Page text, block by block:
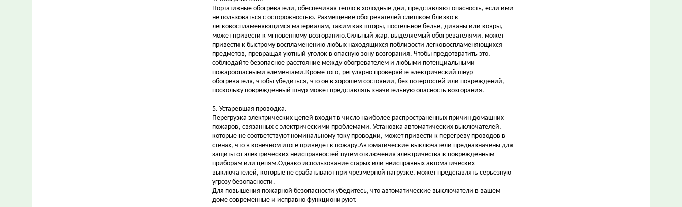
Портативные обогреватели, обеспечивая тепло в холодные дни, представляют опасность, если ими
не пользоваться с осторожностью. Размещение обогревателей слишком близко к
легковоспламеняющимся материалам, таким как шторы, постельное белье, диваны или ковры,
может привести к мгновенному возгоранию.Сильный жар, выделяемый обогревателями, может
привести к быстрому воспламенению любых находящихся поблизости легковоспламеняющихся
предметов, превращая уютный уголок в опасную зону возгорания. Чтобы предотвратить это,
соблюдайте безопасное расстояние между обогревателем и любыми потенциальными
пожароопасными элементами.Кроме того, регулярно проверяйте электрический шнур
обогревателя, чтобы убедиться, что он в хорошем состоянии, без потертостей или повреждений,
поскольку поврежденный шнур может представлять значительную опасность возгорания.
5. Устаревшая проводка.
Перегрузка электрических цепей входит в число наиболее распространенных причин домашних
пожаров, связанных с электрическими проблемами. Установка автоматических выключателей,
которые не соответствуют номинальному току проводки, может привести к перегреву проводов в
стенах, что в конечном итоге приведет к пожару.Автоматические выключатели предназначены для
защиты от электрических неисправностей путем отключения электричества к поврежденным
приборам или цепям.Однако использование старых или неисправных автоматических
выключателей, которые не срабатывают при чрезмерной нагрузке, может представлять серьезную
угрозу безопасности.
Для повышения пожарной безопасности убедитесь, что автоматические выключатели в вашем
доме современные и исправно функционируют.